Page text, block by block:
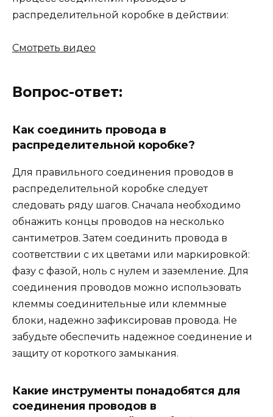
распределительной коробке в действии:
Смотреть видео
Вопрос-ответ:
Как соединить провода в
распределительной коробке?
Для правильного соединения проводов в
распределительной коробке следует
следовать ряду шагов. Сначала необходимо
обнажить концы проводов на несколько
сантиметров. Затем соединить провода в
соответствии с их цветами или маркировкой:
фазу с фазой, ноль с нулем и заземление. Для
соединения проводов можно использовать
клеммы соединительные или клеммные
блоки, надежно зафиксировав провода. Не
забудьте обеспечить надежное соединение и
защиту от короткого замыкания.
Какие инструменты понадобятся для
соединения проводов в